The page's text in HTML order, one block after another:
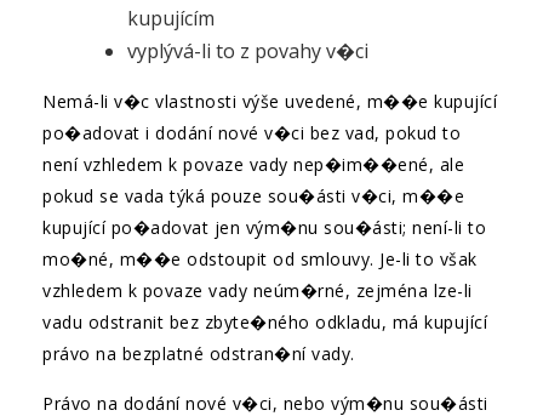
kupujícím
vyplývá-li to z povahy v�ci
Nemá-li v�c vlastnosti výše uvedené, m��e kupující
po�adovat i dodání nové v�ci bez vad, pokud to
není vzhledem k povaze vady nep�im��ené, ale
pokud se vada týká pouze sou�ásti v�ci, m��e
kupující po�adovat jen vým�nu sou�ásti; není-li to
mo�né, m��e odstoupit od smlouvy. Je-li to však
vzhledem k povaze vady neúm�rné, zejména lze-li
vadu odstranit bez zbyte�ného odkladu, má kupující
právo na bezplatné odstran�ní vady.
Právo na dodání nové v�ci, nebo vým�nu sou�ásti